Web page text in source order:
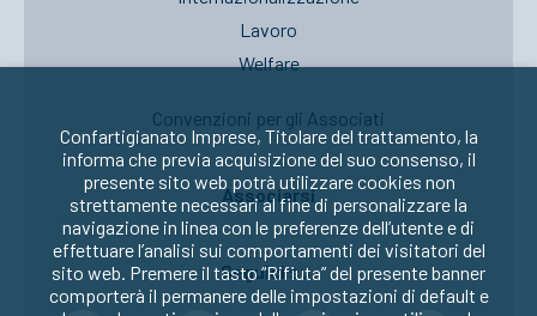
Lavoro
Welfare
Convenzioni per gli Associati
Associarsi
Seguici su:
Confartigianato Imprese, Titolare del trattamento, la
informa che previa acquisizione del suo consenso, il
presente sito web potrà utilizzare cookies non
strettamente necessari al fine di personalizzare la
navigazione in linea con le preferenze dell’utente e di
effettuare l’analisi sui comportamenti dei visitatori del
sito web. Premere il tasto “Rifiuta” del presente banner
comporterà il permanere delle impostazioni di default e